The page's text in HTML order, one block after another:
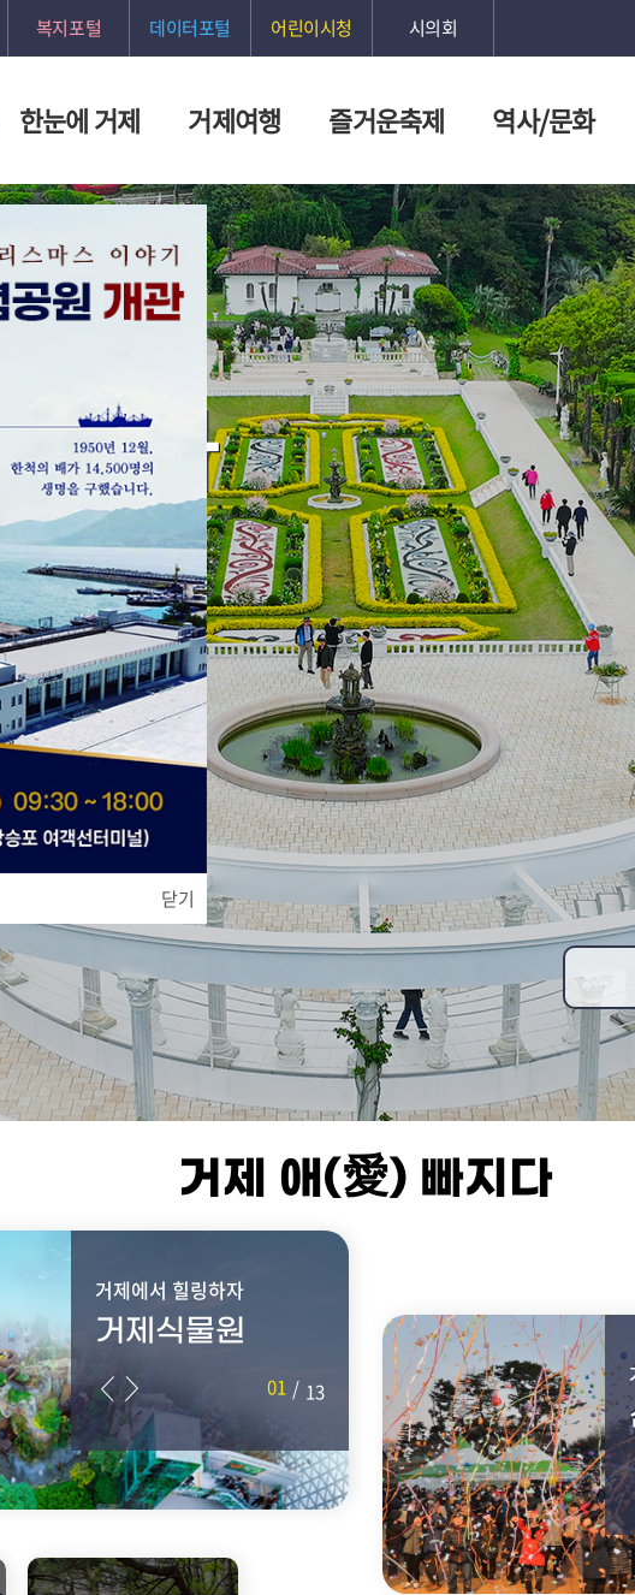
복지포털 데이터포털 어린이시청 시의회
한눈에 거제 거제여행 즐거운축제 역사/문화
니아
03/
거제 애(愛) 빠지다
거제에서 힐링하자
거제식물원
01 / 13
닫기